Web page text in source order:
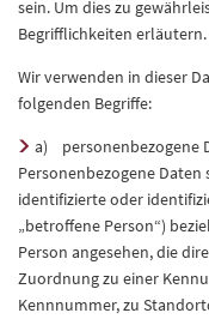
sein. Um dies zu
Begrifflichkeiten erläutern.
Wir verwenden in dieser
folgenden Begriffe:
a) personenbezogene
Personenbezogene
identifizierte oder
„betroffene Person“)
Person angesehen, die
Zuordnung zu einer
Kennnummer, zu